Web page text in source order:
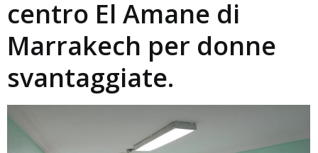
centro El Amane di
Marrakech per donne
svantaggiate.